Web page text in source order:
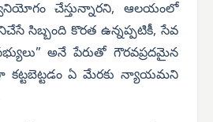
చేస్తున్నారని, ఆలయంలో
సిబ్బంది కొరత ఉన్నప్పటికీ, సేవ
అనే పేరుతో గౌరవప్రదమైన
కట్టబెట్టడం ఏ మేరకు న్యాయమని